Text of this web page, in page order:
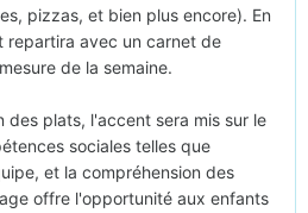
pizzas, et bien plus encore). En
avec un carnet de
de la semaine.
des plats, l'accent sera mis sur le
sociales telles que
et la compréhension des
offre l'opportunité aux enfants